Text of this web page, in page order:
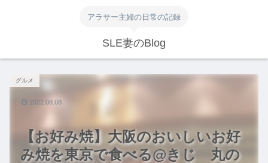
アラサー主婦の日常の記録
SLE妻のBlog
【お好み焼】大阪のおいしいお好
み焼を東京で食べる@きじ 丸の
グルメ
2022.08.08